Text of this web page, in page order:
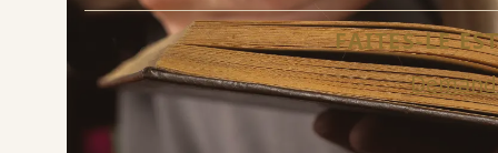
FAITES-LE